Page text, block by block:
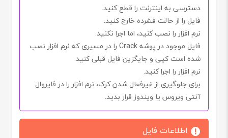
دسترسی به اینترنت را قطع کنید.
فایل را از حالت فشرده خارج کنید.
نرم افزار را نصب کنید، اما اجرا نکنید.
فایل موجود در پوشهCrack را در مسیری که نرم افزار نصب
شده است کپی و جایگزین فایل قبلی کنید.
نرم افزار را اجرا کنید.
برای جلوگیری از غیرفعال شدنکرک، نرم افزار را در فایروال
آنتی ویروس یا ویندوز قرار بدید.
اطلاعات فایل